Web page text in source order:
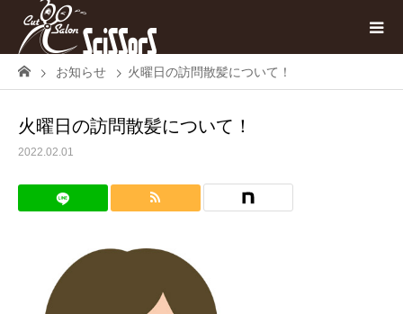
お知らせ 火曜日の訪問散髪について！
火曜日の訪問散髪について！
2022.02.01